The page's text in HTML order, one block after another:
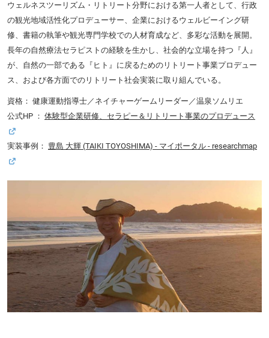
ウェルネスツーリズム・リトリート分野における第一人者として、行政
の観光地域活性化プロデューサー、企業におけるウェルビーイング研
修、書籍の執筆や観光専門学校での人材育成など、多彩な活動を展開。
長年の自然療法セラピストの経験を生かし、社会的な立場を持つ『人』
が、自然の一部である『ヒト』に戻るためのリトリート事業プロデュー
ス、および各方面でのリトリート社会実装に取り組んでいる。
資格： 健康運動指導士／ネイチャーゲームリーダー／温泉ソムリエ
公式HP ： 体験型企業研修、セラピー＆リトリート事業のプロデュース
実装事例： 豊島 大輝 (TAIKI TOYOSHIMA) - マイポータル - researchmap